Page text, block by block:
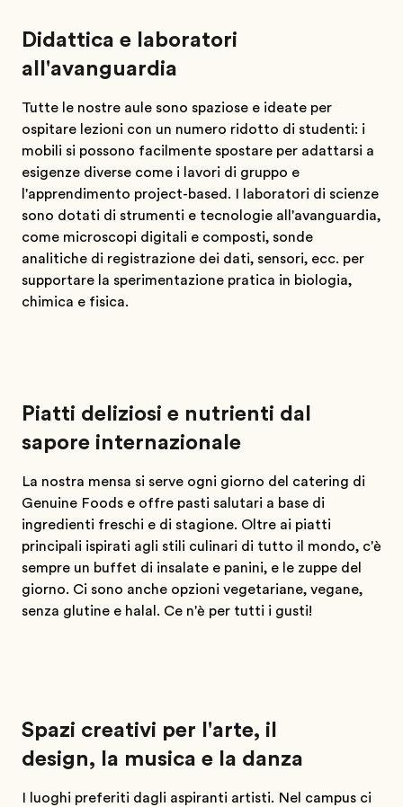
Didattica e laboratori
all'avanguardia
Tutte le nostre aule sono spaziose e ideate per
ospitare lezioni con un numero ridotto di studenti: i
mobili si possono facilmente spostare per adattarsi a
esigenze diverse come i lavori di gruppo e
l'apprendimento project-based. I laboratori di scienze
sono dotati di strumenti e tecnologie all'avanguardia,
come microscopi digitali e composti, sonde
analitiche di registrazione dei dati, sensori, ecc. per
supportare la sperimentazione pratica in biologia,
chimica e fisica.
Piatti deliziosi e nutrienti dal
sapore internazionale
La nostra mensa si serve ogni giorno del catering di
Genuine Foods e offre pasti salutari a base di
ingredienti freschi e di stagione. Oltre ai piatti
principali ispirati agli stili culinari di tutto il mondo, c'è
sempre un buffet di insalate e panini, e le zuppe del
giorno. Ci sono anche opzioni vegetariane, vegane,
senza glutine e halal. Ce n'è per tutti i gusti!
Spazi creativi per l'arte, il
design, la musica e la danza
I luoghi preferiti dagli aspiranti artisti. Nel campus ci